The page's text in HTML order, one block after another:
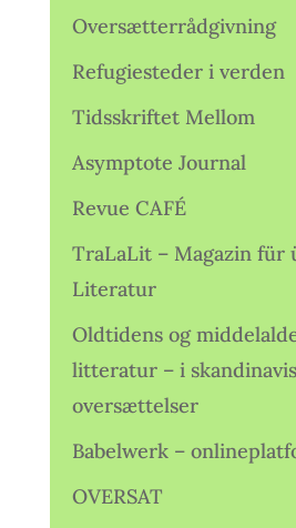
Oversætterrådgivning
Refugiesteder i verden
Tidsskriftet Mellom
Asymptote Journal
Revue CAFÉ
TraLaLit – Magazin für
Literatur
Oldtidens og
litteratur – i
oversættelser
Babelwerk –
OVERSAT